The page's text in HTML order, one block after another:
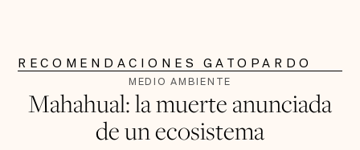
RECOMENDACIONES GATOPARDO
MEDIO AMBIENTE
Mahahual: la muerte anunciada
de un ecosistema